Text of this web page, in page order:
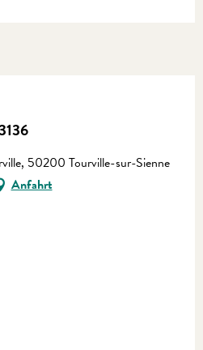
50200 Tourville-sur-Sienne
Anfahrt